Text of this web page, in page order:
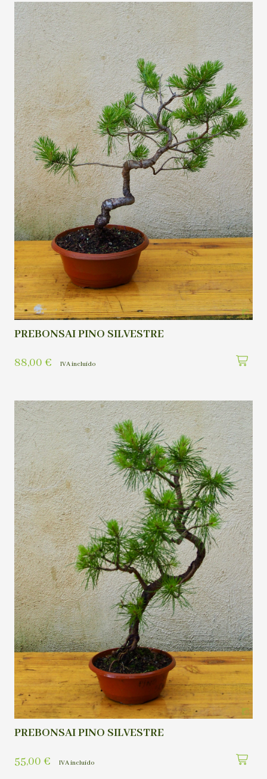
PREBONSAI PINO SILVESTRE
88,00 € IVA incluído
PREBONSAI PINO SILVESTRE
55,00 € IVA incluído